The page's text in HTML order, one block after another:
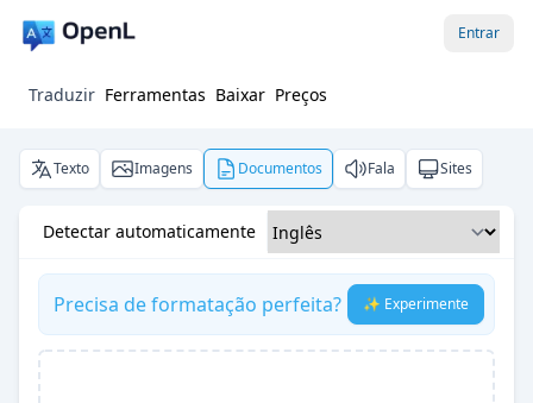
Entrar
Traduzir Ferramentas Baixar Preços
Texto Imagens Documentos Fala Sites
Detectar automaticamente
Precisa de formatação perfeita? ✨ Experimente